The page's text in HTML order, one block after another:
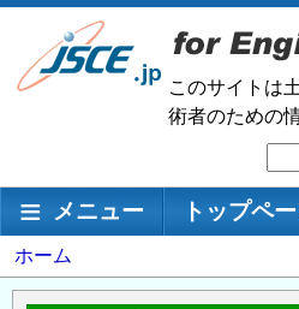
メ
ン
移
このサイトは
術者のための
索
メインナビゲーション
メニュー トップペ
パ
ン
ホーム